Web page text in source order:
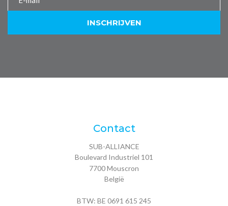
Contact
SUB-ALLIANCE
Boulevard Industriel 101
7700Mouscron
België
BTW: BE 0691 615 245